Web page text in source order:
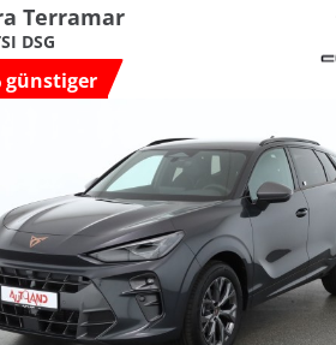
Terramar
DSG
günstiger